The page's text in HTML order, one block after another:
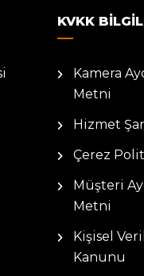
KVKK
Kamera
Metni
Hizmet
Çerez
Müşteri
Metni
Kişisel
Kanunu